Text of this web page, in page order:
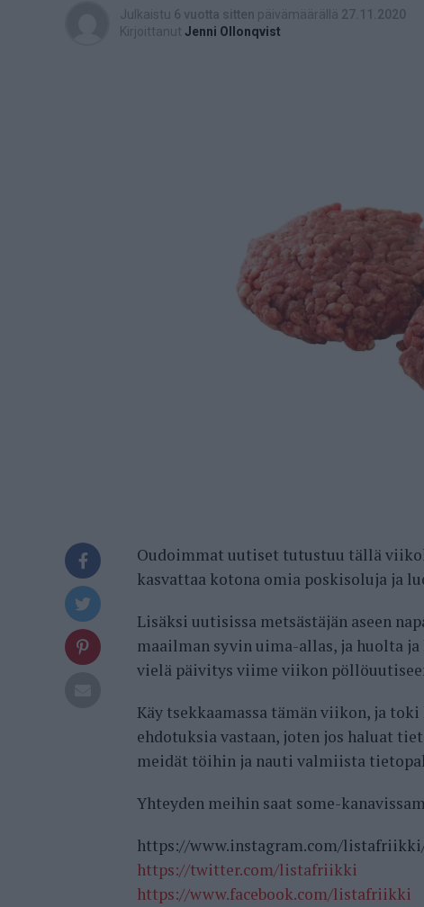
Julkaistu 6 vuotta sitten päivämäärällä 27.11.2020
Kirjoittanut Jenni Ollonqvist
Oudoimmat uutiset tutustuu tällä
kasvattaa kotona omia poskisoluja ja
Lisäksi uutisissa metsästäjän aseen
maailman syvin uima-allas, ja huolta
vielä päivitys viime viikon
Käy tsekkaamassa tämän viikon, ja
ehdotuksia vastaan, joten jos haluat
meidät töihin ja nauti valmiista
Yhteyden meihin saat some-
https://www.instagram.com/
https://twitter.com/listafriikki
https://www.facebook.com/listafriikki